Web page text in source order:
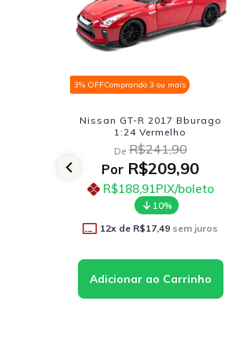
3% OFFComprando 3 ou mais
Ram 1500 Rebel Crew Cab
2019 Motormax 1:27 Branco
De R$252,90
PorR$219,90
R$197,91PIX/boleto
10%
12x de R$18,33sem juros